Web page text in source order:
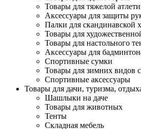
Товары для тяжелой
Аксессуары для защиты
Палки для скандинавской
Товары для
Товары для настольного
Аксессуары для
Спортивные сумки
Товары для зимних видов
Спортивные аксессуары
Товары для дачи, туризма,
Шашлыки на даче
Товары для животных
Тенты
Складная мебель